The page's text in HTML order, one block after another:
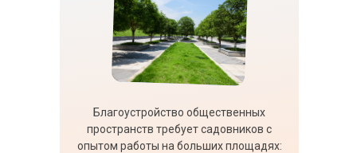
Благоустройство общественных
пространств требует садовников с
опытом работы на больших площадях: